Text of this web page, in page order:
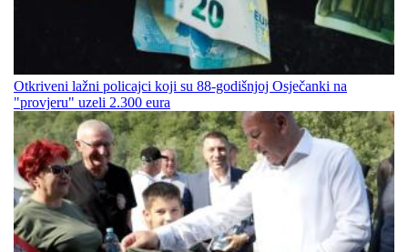
Otkriveni lažni policajci koji su 88-godišnjoj Osječanki na
"provjeru" uzeli 2.300 eura